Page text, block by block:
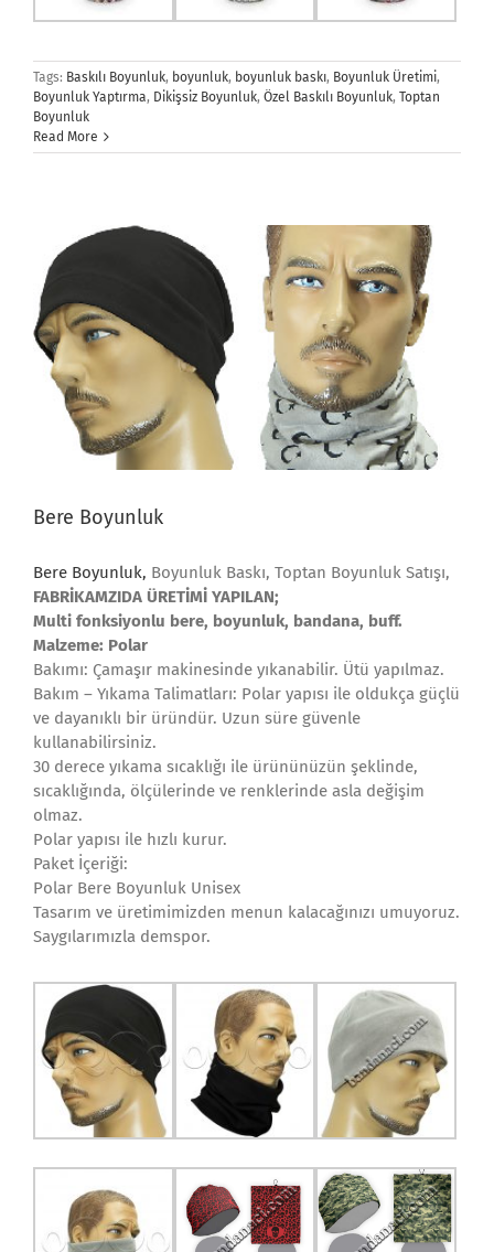
Tags: Baskılı Boyunluk, boyunluk, boyunluk baskı, Boyunluk Üretimi,
Boyunluk Yaptırma, Dikişsiz Boyunluk, Özel Baskılı Boyunluk, Toptan
Boyunluk
Read More
Bere Boyunluk
Bere Boyunluk, Boyunluk Baskı, Toptan Boyunluk Satışı,
FABRİKAMZIDA ÜRETİMİ YAPILAN;
Multi fonksiyonlu bere, boyunluk, bandana, buff.
Malzeme: Polar
Bakımı: Çamaşır makinesinde yıkanabilir. Ütü yapılmaz.
Bakım – Yıkama Talimatları: Polar yapısı ile oldukça güçlü
ve dayanıklı bir üründür. Uzun süre güvenle
kullanabilirsiniz.
30 derece yıkama sıcaklığı ile ürününüzün şeklinde,
sıcaklığında, ölçülerinde ve renklerinde asla değişim
olmaz.
Polar yapısı ile hızlı kurur.
Paket İçeriği:
Polar Bere Boyunluk Unisex
Tasarım ve üretimimizden menun kalacağınızı umuyoruz.
Saygılarımızla demspor.